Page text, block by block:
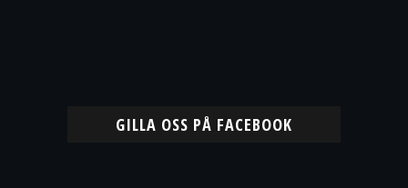
GILLA OSS PÅ FACEBOOK